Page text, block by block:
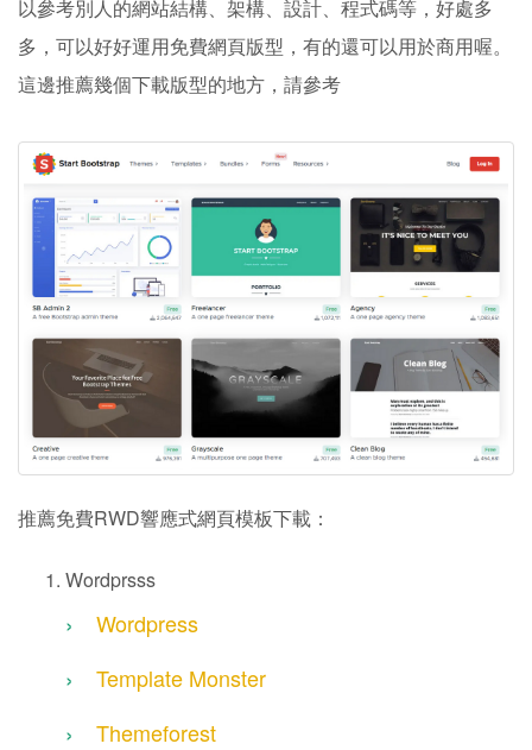
以參考別人的網站結構、架構、設計、程式碼等，好處多
多，可以好好運用免費網頁版型，有的還可以用於商用喔。
這邊推薦幾個下載版型的地方，請參考
推薦免費RWD響應式網頁模板下載：
Wordprsss
Wordpress
Template Monster
Themeforest